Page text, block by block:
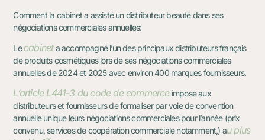
Comment la cabinet a assisté un distributeur beauté dans ses
négociations commerciales annuelles:
Lecabineta accompagné l’un des principaux distributeurs français
de produits cosmétiques lors de ses négociations commerciales
annuelles de 2024 et 2025 avec environ 400 marques fournisseurs.
L’article L441-3 du code de commerce impose aux
distributeurs et fournisseurs de formaliser par voie de convention
annuelle unique leurs négociations commerciales pour l’année (prix
convenu, services de coopération commerciale notamment,) au plus